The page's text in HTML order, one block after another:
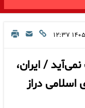
۱۲:۳۷
/ ایران،
دراز